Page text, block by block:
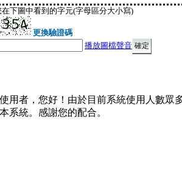
下圖中看到的字元(字母區分大小寫)
更換驗證碼
播放圖檔聲音
用者，您好！由於目前系統使用人數眾
系統。感謝您的配合。